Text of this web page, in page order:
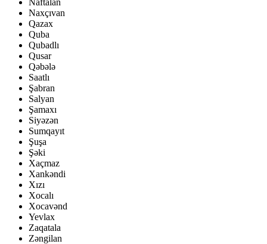
Naftalan
Naxçıvan
Qazax
Quba
Qubadlı
Qusar
Qəbələ
Saatlı
Şabran
Salyan
Şamaxı
Siyəzən
Sumqayıt
Şuşa
Şəki
Xaçmaz
Xankəndi
Xızı
Xocalı
Xocavənd
Yevlax
Zaqatala
Zəngilan